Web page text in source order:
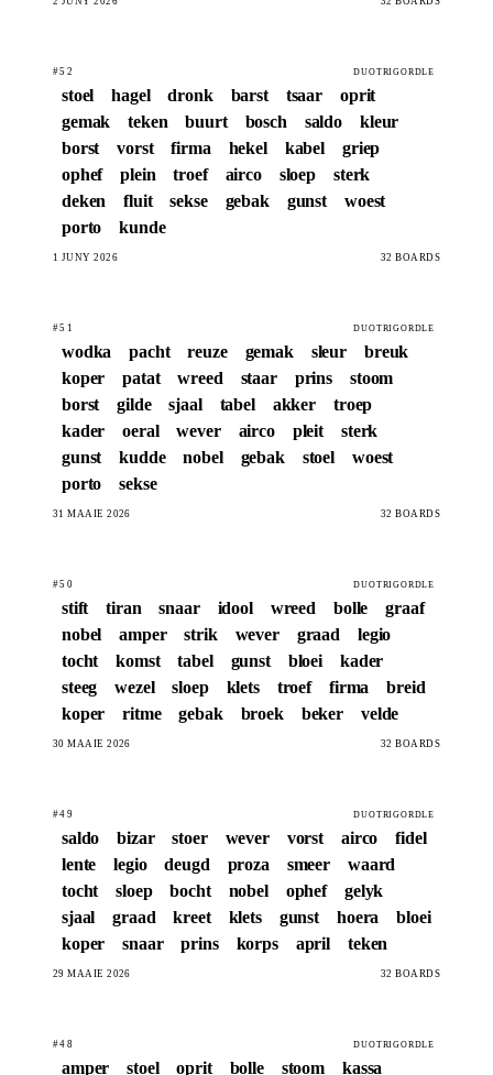
#52 DUOTRIGORDLE
stoel hagel dronk barst tsaar
oprit
gemak
teken buurt bosch saldo
kleur
borst
vorst firma hekel kabel
griep
ophef
plein troef airco sloep
sterk
deken
fluit sekse gebak gunst
woest
porto
kunde
1 JUNY 2026 32 BOARDS
#51 DUOTRIGORDLE
wodka pacht reuze gemak sleur
breuk
koper
patat wreed staar prins
stoom
borst
gilde sjaal tabel akker
troep
kader
oeral wever airco pleit
sterk
gunst
kudde nobel gebak stoel
woest
porto
sekse
31 MAAIE 2026 32 BOARDS
#50 DUOTRIGORDLE
stift tiran snaar idool wreed bolle
graaf
nobel
amper strik wever graad
legio
tocht
komst tabel gunst bloei
kader
steeg
wezel sloep klets troef firma
breid
koper
ritme gebak broek beker velde
30 MAAIE 2026 32 BOARDS
#49 DUOTRIGORDLE
saldo bizar stoer wever vorst airco
fidel
lente
legio deugd proza smeer
waard
tocht
sloep bocht nobel ophef
gelyk
sjaal
graad kreet klets gunst hoera
bloei
koper
snaar prins korps april teken
29 MAAIE 2026 32 BOARDS
#48 DUOTRIGORDLE
amper stoel oprit bolle stoom
kassa